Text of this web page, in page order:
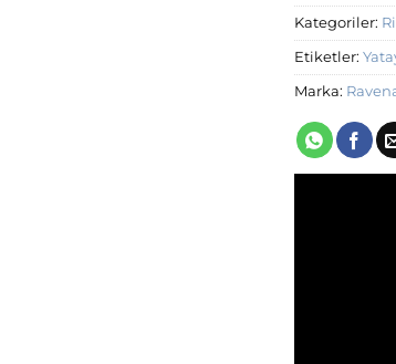
Kategoriler:
Etiketler:
Marka: